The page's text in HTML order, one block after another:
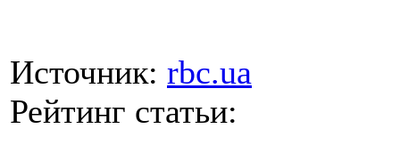
Источник: rbc.ua
Рейтинг статьи: